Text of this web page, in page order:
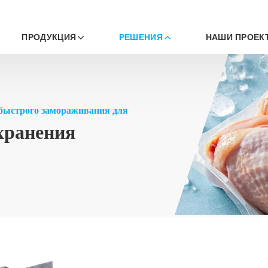
ПРОДУКЦИЯ РЕШЕНИЯ НАШИ
замораживания для